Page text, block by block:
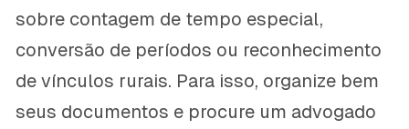
sobre contagem de tempo especial,
conversão de períodos ou reconhecimento
de vínculos rurais. Para isso, organize bem
seus documentos e procure um advogado